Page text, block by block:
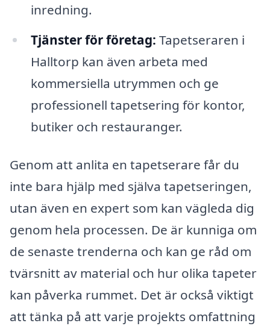
inredning.
Tjänster för företag: Tapetseraren i
Halltorp kan även arbeta med
kommersiella utrymmen och ge
professionell tapetsering för kontor,
butiker och restauranger.
Genom att anlita en tapetserare får du
inte bara hjälp med själva tapetseringen,
utan även en expert som kan vägleda dig
genom hela processen. De är kunniga om
de senaste trenderna och kan ge råd om
tvärsnitt av material och hur olika tapeter
kan påverka rummet. Det är också viktigt
att tänka på att varje projekts omfattning